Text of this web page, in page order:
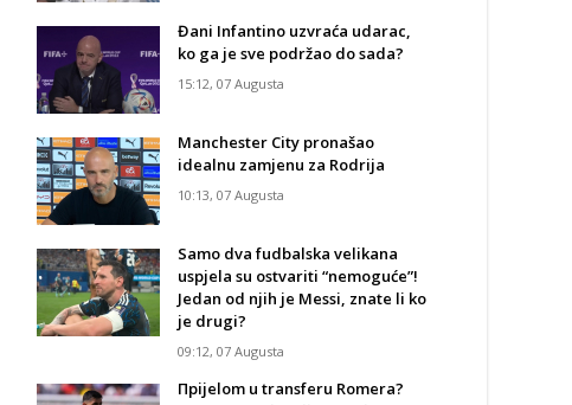
Đani Infantino uzvraća udarac,
ko ga je sve podržao do sada?
15:12, 07 Augusta
Manchester City pronašao
idealnu zamjenu za Rodrija
10:13, 07 Augusta
Samo dva fudbalska velikana
uspjela su ostvariti “nemoguće”!
Jedan od njih je Messi, znate li ko
je drugi?
09:12, 07 Augusta
Прijelom u transferu Romera?